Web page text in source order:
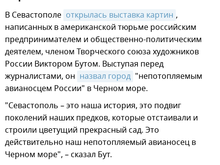
В Севастополе открылась выставка картин ,
написанных в американской тюрьме российским
предпринимателем и общественно-политическим
деятелем, членом Творческого союза художников
России Виктором Бутом. Выступая перед
журналистами, он назвал город "непотопляемым
авианосцем России" в Черном море.
"Севастополь – это наша история, это подвиг
поколений наших предков, которые отстаивали и
строили цветущий прекрасный сад. Это
действительно наш непотопляемый авианосец в
Черном море", – сказал Бут.